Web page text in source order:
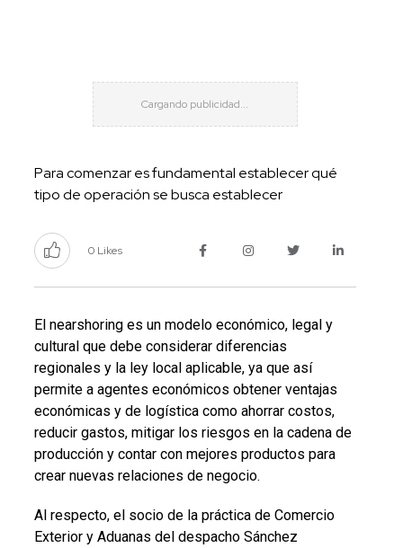
Para comenzar es fundamental establecer qué
tipo de operación se busca establecer
0 Likes
El nearshoring es un modelo económico, legal y
cultural que debe considerar diferencias
regionales y la ley local aplicable, ya que así
permite a agentes económicos obtener ventajas
económicas y de logística como ahorrar costos,
reducir gastos, mitigar los riesgos en la cadena de
producción y contar con mejores productos para
crear nuevas relaciones de negocio.
Al respecto, el socio de la práctica de Comercio
Exterior y Aduanas del despacho Sánchez